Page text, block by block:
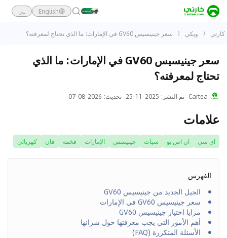
English ـي
كارتي ويكي سعر جينيسيس GV60 في الإمارات: ما الذي تحتاج لمعرفته؟
سعر جينيسيس GV60 في الإمارات: ما الذي
تحتاج لمعرفته؟
Cartea تم النشر :
2025-11-25 تحديث:
2026-08-07
علامات
اي سي ان اس يو سيات جينيسس الإمارات فخمة فان كهربائي
الفهرس
الجيل الجديد من جينيسيس GV60
سعر جينيسيس GV60 في الإمارات
مزايا اختيار جينيسيس GV60
أهم الأمور التي يجب معرفتها حول شرائها
الأسئلة المتكررة (FAQ)